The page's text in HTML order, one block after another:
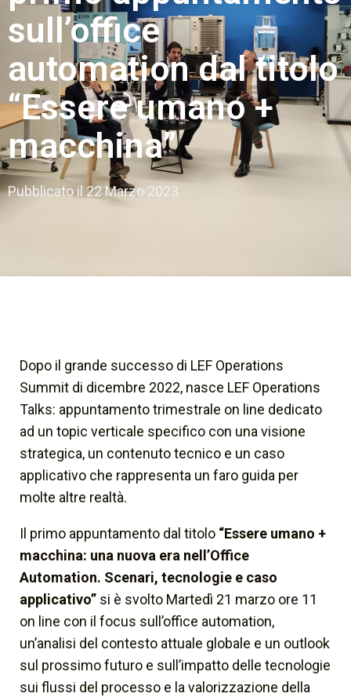
sull’office
automation dal titolo
“Essere umano +
macchina”
Pubblicato il 22 Marzo 2023
Dopo il grande successo di LEF Operations
Summit di dicembre 2022, nasce LEF Operations
Talks: appuntamento trimestrale on line dedicato
ad un topic verticale specifico con una visione
strategica, un contenuto tecnico e un caso
applicativo che rappresenta un faro guida per
molte altre realtà.
Il primo appuntamento dal titolo “Essere umano +
macchina: una nuova era nell’Office
Automation. Scenari, tecnologie e caso
applicativo” si è svolto Martedì 21 marzo ore 11
on line con il focus sull’office automation,
un’analisi del contesto attuale globale e un outlook
sul prossimo futuro e sull’impatto delle tecnologie
sui flussi del processo e la valorizzazione della